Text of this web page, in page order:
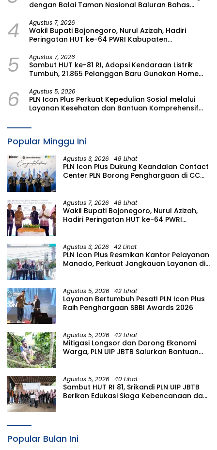
dengan Balai Taman Nasional Baluran Bahas
Watudodol/Kalipuro
4 Agustus 7, 2026
Wakil Bupati Bojonegoro, Nurul Azizah, Hadiri
Peringatan HUT ke-64 PWRI Kabupaten
5 Agustus 7, 2026
Sambut HUT ke-81 RI, Adopsi Kendaraan Listrik
Tumbuh, 21.865 Pelanggan Baru Gunakan Home
6 Agustus 5, 2026
PLN Icon Plus Perkuat Kepedulian Sosial melalui
Layanan Kesehatan dan Bantuan Komprehensif
Popular Minggu Ini
Agustus 3, 2026 48 Lihat
PLN Icon Plus Dukung Keandalan Contact
Center PLN Borong Penghargaan di CCW
Agustus 7, 2026 48 Lihat
Wakil Bupati Bojonegoro, Nurul Azizah,
Hadiri Peringatan HUT ke-64 PWRI
Agustus 3, 2026 42 Lihat
PLN Icon Plus Resmikan Kantor Pelayanan
Manado, Perkuat Jangkauan Layanan di
Agustus 5, 2026 42 Lihat
Layanan Bertumbuh Pesat! PLN Icon Plus
Raih Penghargaan SBBI Awards 2026
Agustus 5, 2026 42 Lihat
Mitigasi Longsor dan Dorong Ekonomi
Warga, PLN UIP JBTB Salurkan Bantuan
Agustus 5, 2026 40 Lihat
Sambut HUT RI 81, Srikandi PLN UIP JBTB
Berikan Edukasi Siaga Kebencanaan dan
Popular Bulan Ini